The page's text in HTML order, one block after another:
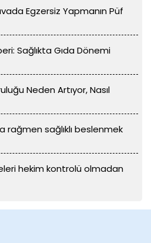
Egzersiz Yapmanın Püf
Sağlıkta Gıda Dönemi
Neden Artıyor, Nasıl
rağmen sağlıklı beslenmek
hekim kontrolü olmadan